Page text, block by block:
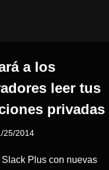
a los
leer tus
privadas
25/2014
Plus con nuevas